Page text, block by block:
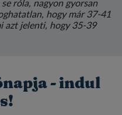
róla, nagyon gyorsan
hogy már 37-41
azt jelenti, hogy 35-39
- indul